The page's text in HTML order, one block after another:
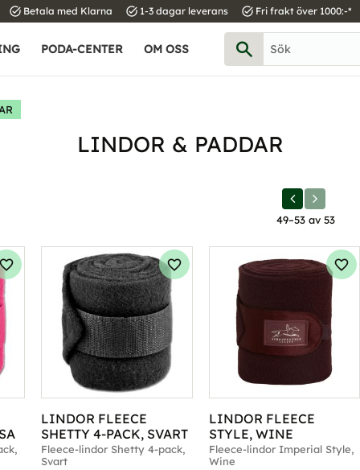
task_alt Betala med Klarna task_alt 1-3 dagar leverans task_alt Fri frakt över 1000:-*
PODA-CENTER OM OSS
LINDOR & PADDAR
49–53av 53
Lägg till i favoriter
LINDOR FLEECE
SHETTY 4-PACK, SVART
Fleece-lindor Shetty 4-pack,
Svart
Lägg till i favoriter
LINDOR FLEECE
STYLE, WINE
Fleece-lindor Imperial Style,
Wine